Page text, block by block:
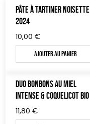
Plus de 200€
Fabriqué en Espagne
Fabriqué en Europe
PÂTE À TARTINER NOISETTE
2024
10,00 €
Ajouter au panier
DUO BONBONS AU MIEL
INTENSE & COQUELICOT BIO
11,80 €